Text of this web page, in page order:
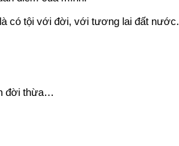
có tội với đời, với tương lai đất nước.
đời thừa…